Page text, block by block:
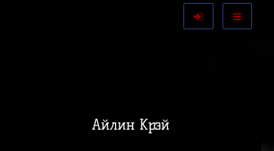
Айлин Крэй